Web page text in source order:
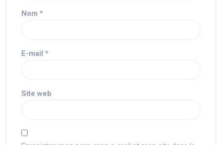
Nom *
E-mail *
Site web